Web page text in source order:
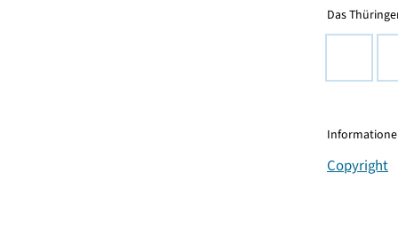
Das
Copyright